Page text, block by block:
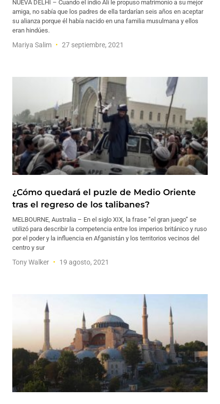
NUEVA DELHI – Cuando el indio Ali le propuso matrimonio a su mejor
amiga, no sabía que los padres de ella tardarían seis años en aceptar
su alianza porque él había nacido en una familia musulmana y ellos
eran hindúes.
Mariya Salim 27 septiembre, 2021
¿Cómo quedará el puzle de Medio Oriente
tras el regreso de los talibanes?
MELBOURNE, Australia – En el siglo XIX, la frase “el gran juego” se
utilizó para describir la competencia entre los imperios británico y ruso
por el poder y la influencia en Afganistán y los territorios vecinos del
centro y sur
Tony Walker 19 agosto, 2021